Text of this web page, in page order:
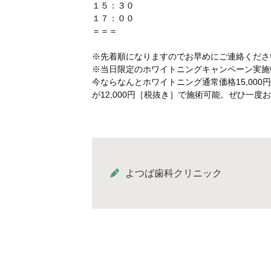
１５：３０
１７：００
＝＝＝
※先着順になりますのでお早めにご連絡くだ
※当日限定のホワイトニングキャンペーン実
今ならなんとホワイトニング通常価格15,000
が12,000円［税抜き］で施術可能。ぜひ一度
よつば歯科クリニック